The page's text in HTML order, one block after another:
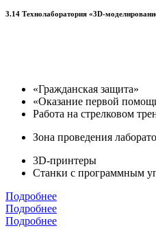
3.14 Технолаборатория «3D-
«Гражданская защита»
«Оказание первой
Работа на стрелковом
Зона проведения
3D-принтеры
Станки с программным
Подробнее
Подробнее
Подробнее